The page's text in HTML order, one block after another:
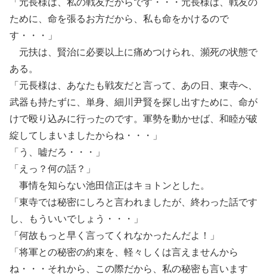
ために、命を張るお方だから、私も命をかけるので
す・・・」
元扶は、賢治に必要以上に痛めつけられ、瀕死の状態で
ある。
「元長様は、あなたも戦友だと言って、あの日、東寺へ、
武器も持たずに、単身、細川尹賢を探し出すために、命が
けで殴り込みに行ったのです。軍勢を動かせば、和睦が破
綻してしまいましたからね・・・」
「う、嘘だろ・・・」
「えっ？何の話？」
事情を知らない池田信正はキョトンとした。
「東寺では秘密にしろと言われましたが、終わった話です
し、もういいでしょう・・・」
「何故もっと早く言ってくれなかったんだよ！」
「将軍との秘密の約束を、軽々しくは言えませんから
ね・・・それから、この際だから、私の秘密も言います